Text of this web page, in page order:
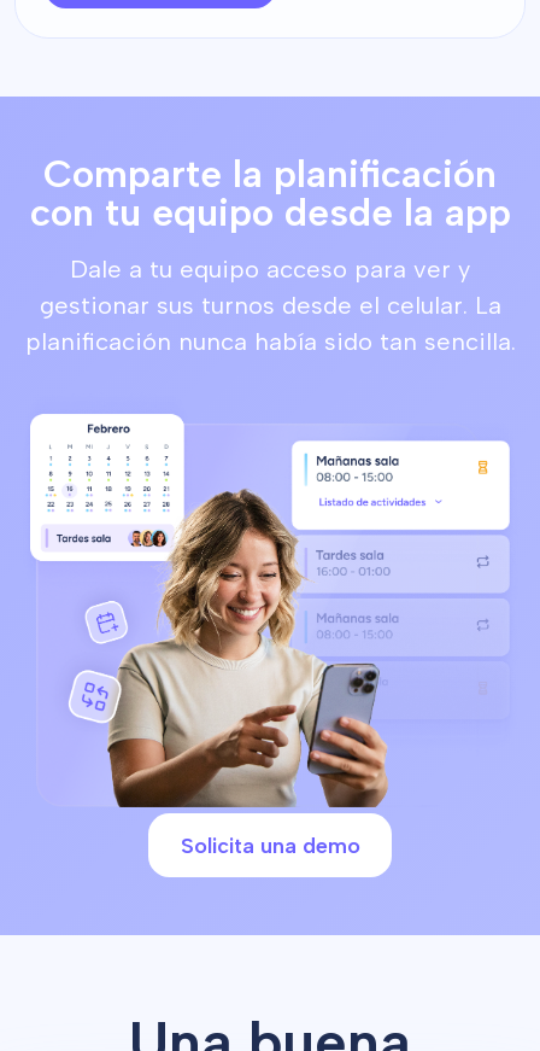
Comparte la planificación
con tu equipo desde la app
Dale a tu equipo acceso para ver y
gestionar sus turnos desde el celular. La
planificación nunca había sido tan sencilla.
Solicita una demo